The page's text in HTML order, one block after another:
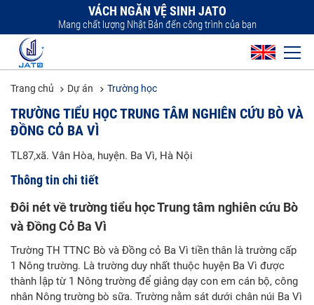
VÁCH NGĂN VỆ SINH JATO
Mang chất lượng Nhật Bản đến công trình của bạn
Trang chủ Dự án Trường học
TRƯỜNG TIỂU HỌC TRUNG TÂM NGHIÊN CỨU BÒ VÀ
ĐỒNG CỎ BA VÌ
TL87,xã. Vân Hòa, huyện. Ba Vì, Hà Nội
Thông tin chi tiết
Đôi nét về trường tiểu học Trung tâm nghiên cứu Bò
và Đồng Cỏ Ba Vì
Trường TH TTNC Bò và Đồng cỏ Ba Vì tiền thân là trường cấp
1 Nông trường. Là trường duy nhất thuộc huyện Ba Vì được
thành lập từ 1 Nông trường để giảng dạy con em cán bộ, công
nhân Nông trường bò sữa. Trường nằm sát dưới chân núi Ba Vì